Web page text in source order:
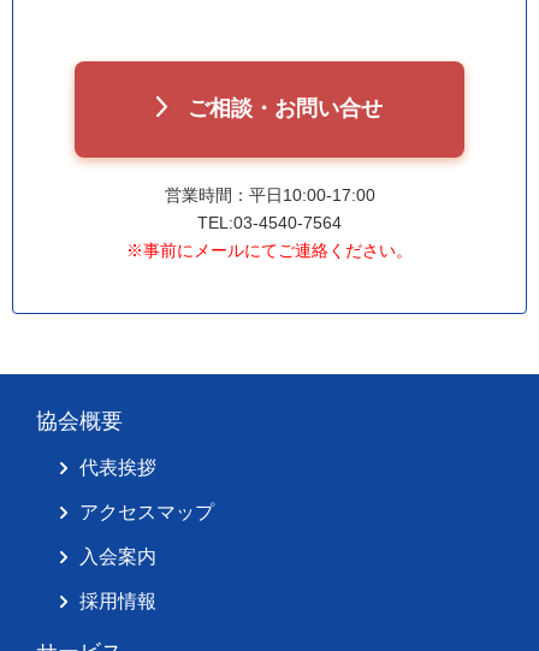
ご相談・お問い合せ
営業時間：平日10:00-17:00
TEL:03-4540-7564
※事前にメールにてご連絡ください。
協会概要
代表挨拶
アクセスマップ
入会案内
採用情報